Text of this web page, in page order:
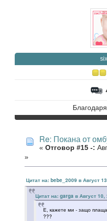
Re: Покана от
« Отговор #15 -:
»
Цитат на: bebe_2009 в Август
Цитат на: garga в Август
Е, кажете ми - защо
???